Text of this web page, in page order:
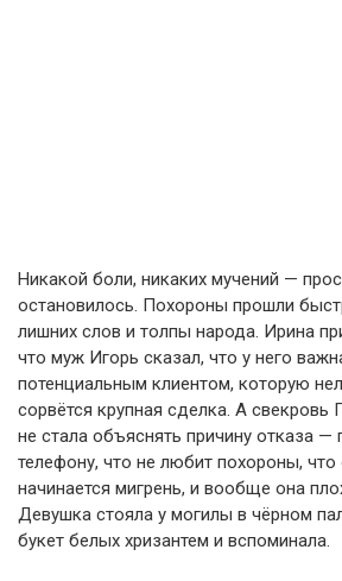
Никакой боли, никаких мучений —
остановилось. Похороны прошли
лишних слов и толпы народа. Ирина
что муж Игорь сказал, что у него
потенциальным клиентом, которую
сорвётся крупная сделка. А свекровь
не стала объяснять причину отказа —
телефону, что не любит похороны, что
начинается мигрень, и вообще она
Девушка стояла у могилы в чёрном
букет белых хризантем и вспоминала.